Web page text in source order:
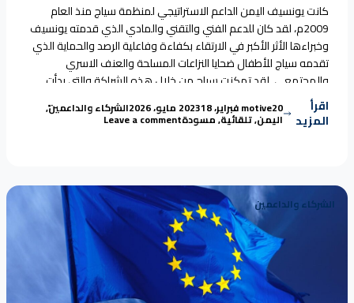
كانت يونسيف اليمن الداعم الاستراتيجي لمنظمة سياج منذ العام
2009م، لقد كان للدعم الفني والتقني والمادي الذي قدمته يونسيف
وخبراءها الأثر الأكبر في الارتقاء بكفاءة وفاعلية الرصد والحماية الذي
تقدمه سياج للأطفال ضحايا النزاعات المسلحة والعنف الاسري
والمجتمعي. لقد تمكنت سياج من خلال هذه الشراكة والتي بدأت
بدعم أول تقرير عن أُر النزاعات المسلحة على
Continue reading اقرأ
المزيد
Posted by
motive20 فبراير، 2023 18 مايو، 2026 Posted in
الشركاء والداعمينTags:
,
اليمن,تلقائية,مسودةLeave a comment
الشركاء والداعمين